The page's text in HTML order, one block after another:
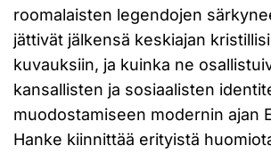
roomalaisten legendojen
jättivät jälkensä keskiajan
kuvauksiin, ja kuinka ne
kansallisten ja sosiaalisten
muodostamiseen modernin ajan
Hanke kiinnittää erityistä